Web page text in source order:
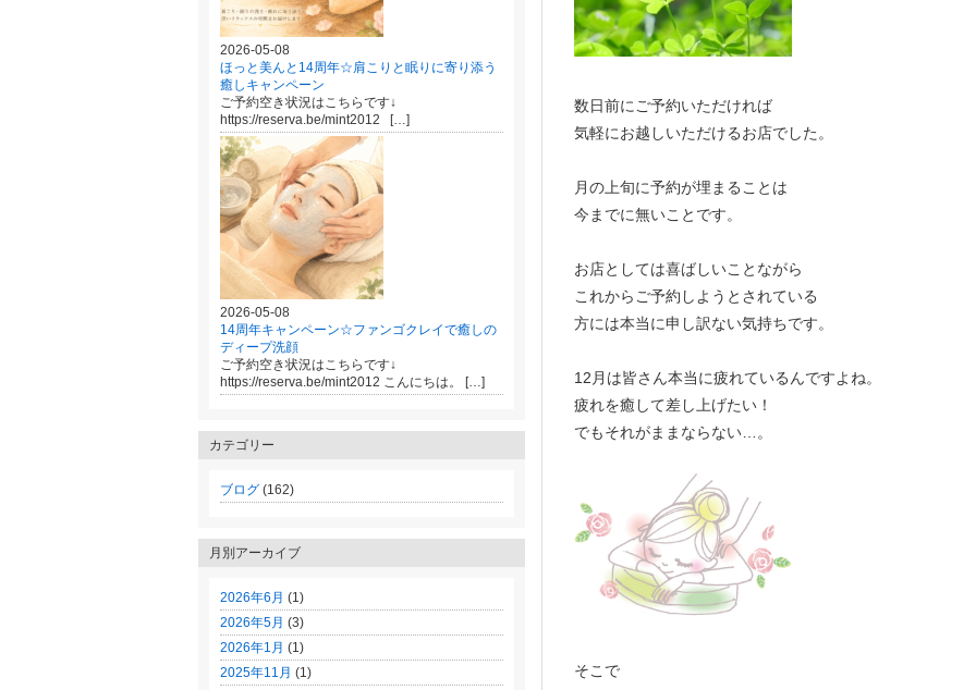
数日前にご予約いただければ
気軽にお越しいただけるお店でした。
月の上旬に予約が埋まることは
今までに無いことです。
お店としては喜ばしいことながら
これからご予約しようとされている
方には本当に申し訳ない気持ちです。
12月は皆さん本当に疲れているんですよね。
疲れを癒して差し上げたい！
でもそれがままならない…。
そこで
2026-05-08
ほっと美んと14周年☆肩こりと眠りに寄り添う
癒しキャンペーン
ご予約空き状況はこちらです↓
https://reserva.be/mint2012 […]
2026-05-08
14周年キャンペーン☆ファンゴクレイで癒しの
ディープ洗顔
ご予約空き状況はこちらです↓
https://reserva.be/mint2012 こんにちは。 […]
カテゴリー
ブログ (162)
月別アーカイブ
2026年6月 (1)
2026年5月 (3)
2026年1月 (1)
2025年11月 (1)